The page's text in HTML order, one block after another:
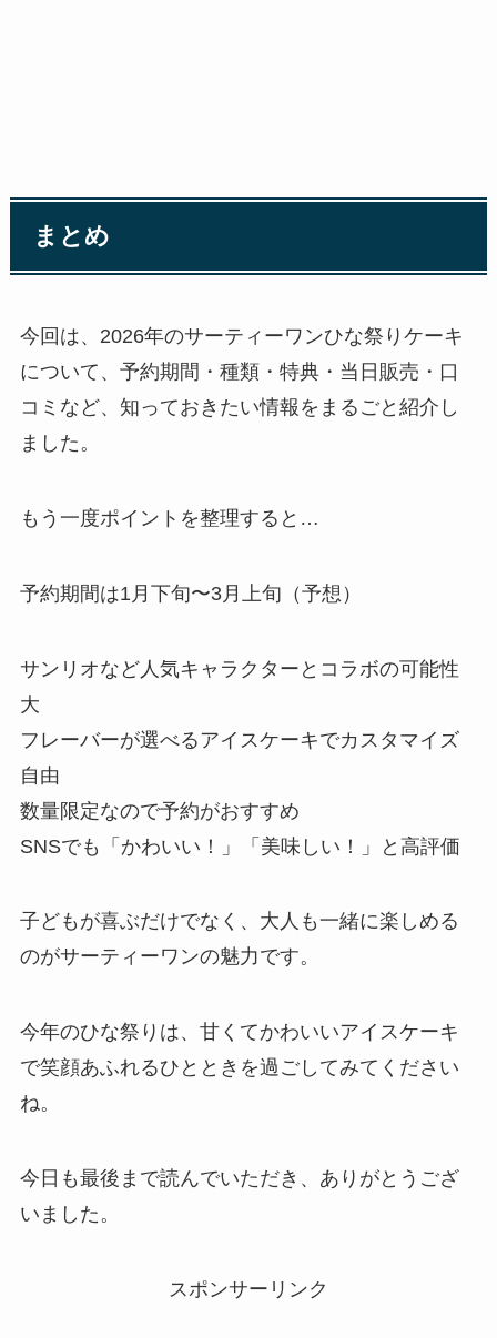
まとめ
今回は、2026年のサーティーワンひな祭りケーキ
について、予約期間・種類・特典・当日販売・口
コミなど、知っておきたい情報をまるごと紹介し
ました。
もう一度ポイントを整理すると…
予約期間は1月下旬〜3月上旬（予想）
サンリオなど人気キャラクターとコラボの可能性
大
フレーバーが選べるアイスケーキでカスタマイズ
自由
数量限定なので予約がおすすめ
SNSでも「かわいい！」「美味しい！」と高評価
子どもが喜ぶだけでなく、大人も一緒に楽しめる
のがサーティーワンの魅力です。
今年のひな祭りは、甘くてかわいいアイスケーキ
で笑顔あふれるひとときを過ごしてみてください
ね。
今日も最後まで読んでいただき、ありがとうござ
いました。
スポンサーリンク